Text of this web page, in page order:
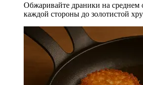
Обжаривайте драники на среднем
каждой стороны до золотистой